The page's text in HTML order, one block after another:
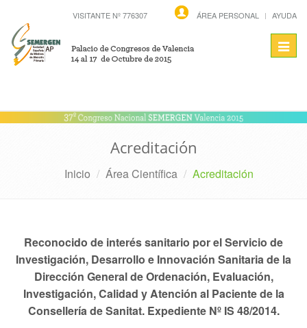
ÁREA PERSONAL AYUDA
VISITANTE Nº 776307
Acreditación
Inicio Área Científica Acreditación
Reconocido de interés sanitario por el Servicio de
Investigación, Desarrollo e Innovación Sanitaria de la
Dirección General de Ordenación, Evaluación,
Investigación, Calidad y Atención al Paciente de la
Consellería de Sanitat. Expediente Nº IS 48/2014.